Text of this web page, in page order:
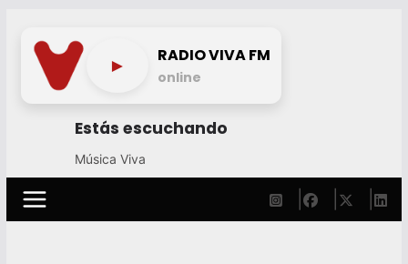
content
► RADIO VIVA FM
online
Estás escuchando
Música Viva